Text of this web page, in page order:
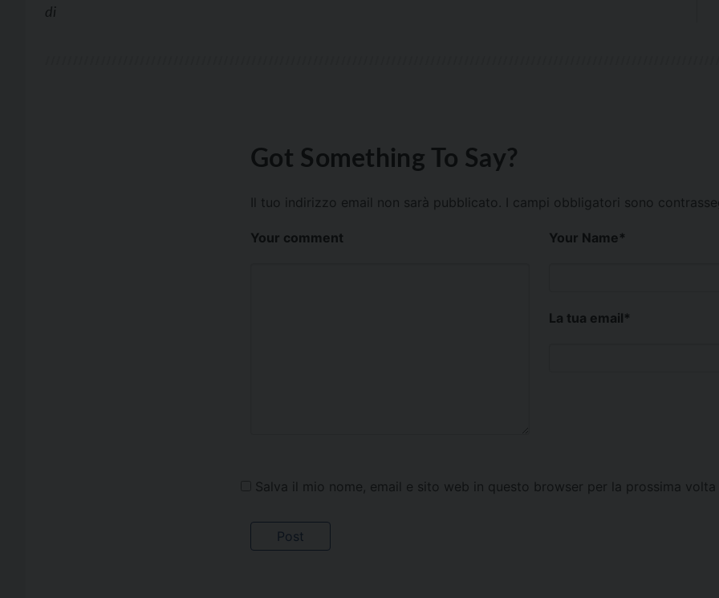
di
Got Something To Say?
Il tuo indirizzo email non sarà pubblicato. I campi obbligatori sono
Your comment Your Name*
La tua email*
Salva il mio nome, email e sito web in questo browser per la prossima volta